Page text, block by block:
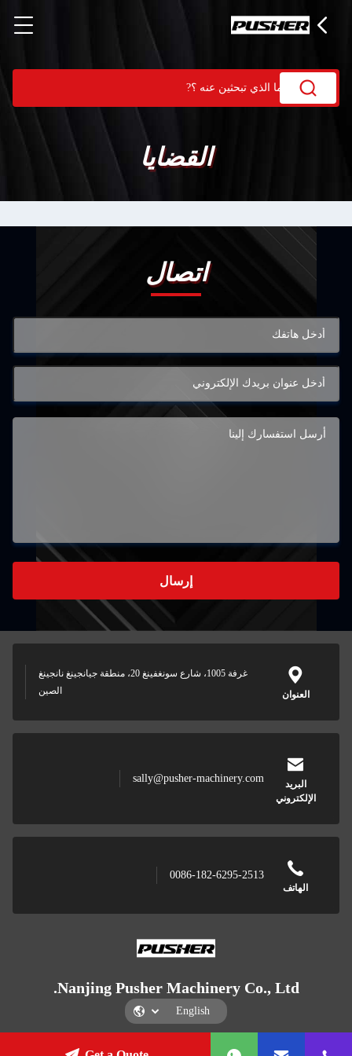
القضايا
اتصال
إرسال
العنوان
غرفة 1005، شارع سونغفينغ 20، منطقة جيانجينغ نانجينغ
الصين
البريد
الإلكتروني
sally@pusher-machinery.com
الهاتف
0086-182-6295-2513
Nanjing Pusher Machinery Co., Ltd.